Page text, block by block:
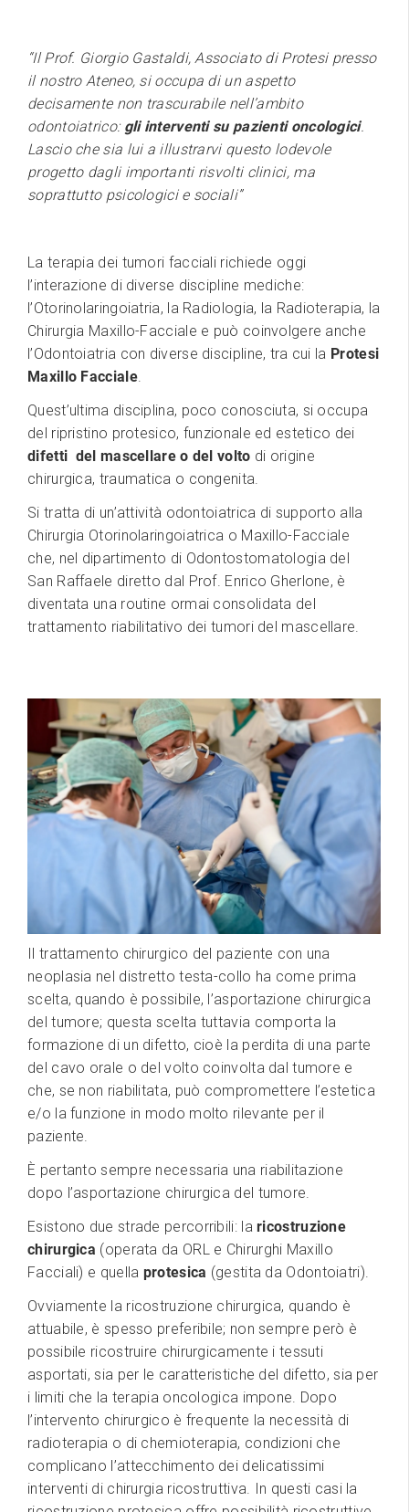
“Il Prof. Giorgio Gastaldi, Associato di Protesi presso
il nostro Ateneo, si occupa di un aspetto
decisamente non trascurabile nell’ambito
odontoiatrico: gli interventi su pazienti oncologici.
Lascio che sia lui a illustrarvi questo lodevole
progetto dagli importanti risvolti clinici, ma
soprattutto psicologici e sociali”
La terapia dei tumori facciali richiede oggi
l’interazione di diverse discipline mediche:
l’Otorinolaringoiatria, la Radiologia, la Radioterapia, la
Chirurgia Maxillo-Facciale e può coinvolgere anche
l’Odontoiatria con diverse discipline, tra cui la Protesi
Maxillo Facciale.
Quest’ultima disciplina, poco conosciuta, si occupa
del ripristino protesico, funzionale ed estetico dei
difetti del mascellare o del volto di origine
chirurgica, traumatica o congenita.
Si tratta di un’attività odontoiatrica di supporto alla
Chirurgia Otorinolaringoiatrica o Maxillo-Facciale
che, nel dipartimento di Odontostomatologia del
San Raffaele diretto dal Prof. Enrico Gherlone, è
diventata una routine ormai consolidata del
trattamento riabilitativo dei tumori del mascellare.
Il trattamento chirurgico del paziente con una
neoplasia nel distretto testa-collo ha come prima
scelta, quando è possibile, l’asportazione chirurgica
del tumore; questa scelta tuttavia comporta la
formazione di un difetto, cioè la perdita di una parte
del cavo orale o del volto coinvolta dal tumore e
che, se non riabilitata, può compromettere l’estetica
e/o la funzione in modo molto rilevante per il
paziente.
È pertanto sempre necessaria una riabilitazione
dopo l’asportazione chirurgica del tumore.
Esistono due strade percorribili: laricostruzione
chirurgica (operata da ORL e Chirurghi Maxillo
Facciali) e quella protesica (gestita da Odontoiatri).
Ovviamente la ricostruzione chirurgica, quando è
attuabile, è spesso preferibile; non sempre però è
possibile ricostruire chirurgicamente i tessuti
asportati, sia per le caratteristiche del difetto, sia per
i limiti che la terapia oncologica impone. Dopo
l’intervento chirurgico è frequente la necessità di
radioterapia o di chemioterapia, condizioni che
complicano l’attecchimento dei delicatissimi
interventi di chirurgia ricostruttiva. In questi casi la